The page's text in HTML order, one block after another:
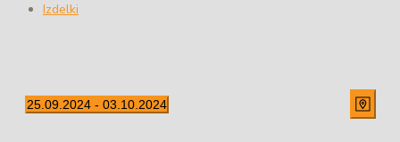
Izdelki
Dogodek
Pogledi
Navigacije
25.09.2024 - 03.10.2024